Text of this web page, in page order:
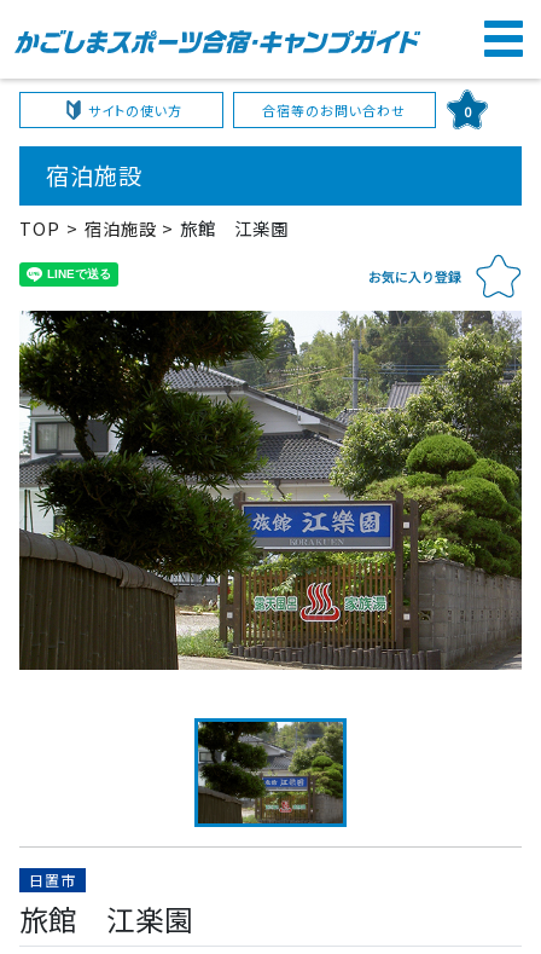
サイトの使い方 合宿等のお問い合わせ 0
宿泊施設
TOP 宿泊施設 旅館 江楽園
日置市
旅館 江楽園